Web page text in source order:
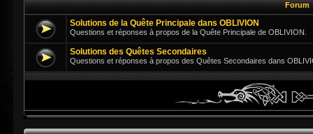
Forum
Solutions de la Quête Principale dans OBLIVION
Questions et réponses à propos de la Quête Principale de OBLIVION.
Solutions des Quêtes Secondaires
Questions et réponses à propos des Quêtes Secondaires dans